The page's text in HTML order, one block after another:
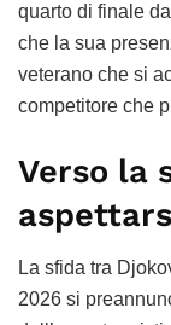
quarto di finale
che la sua
veterano che si
competitore che
Verso la
La sfida tra
2026 si